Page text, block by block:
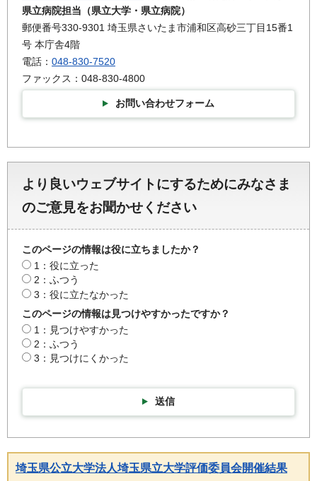
県立病院担当（県立大学・県立病院）
郵便番号330-9301 埼玉県さいたま市浦和区高砂三丁目15番1
号 本庁舎4階
電話： 048-830-7520
ファックス：048-830-4800
お問い合わせフォーム
より良いウェブサイトにするためにみなさま
のご意見をお聞かせください
このページの情報は役に立ちましたか？
1：役に立った
2：ふつう
3：役に立たなかった
このページの情報は見つけやすかったですか？
1：見つけやすかった
2：ふつう
3：見つけにくかった
送信
埼玉県公立大学法人埼玉県立大学評価委員会開催結果